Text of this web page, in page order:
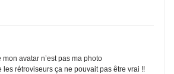
avatar n’est pas ma photo
les rétroviseurs ça ne pouvait pas être vrai !!